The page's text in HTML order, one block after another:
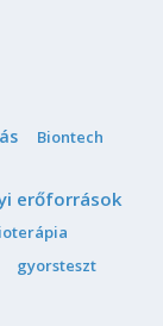
Biontech
erőforrások
gyorsteszt